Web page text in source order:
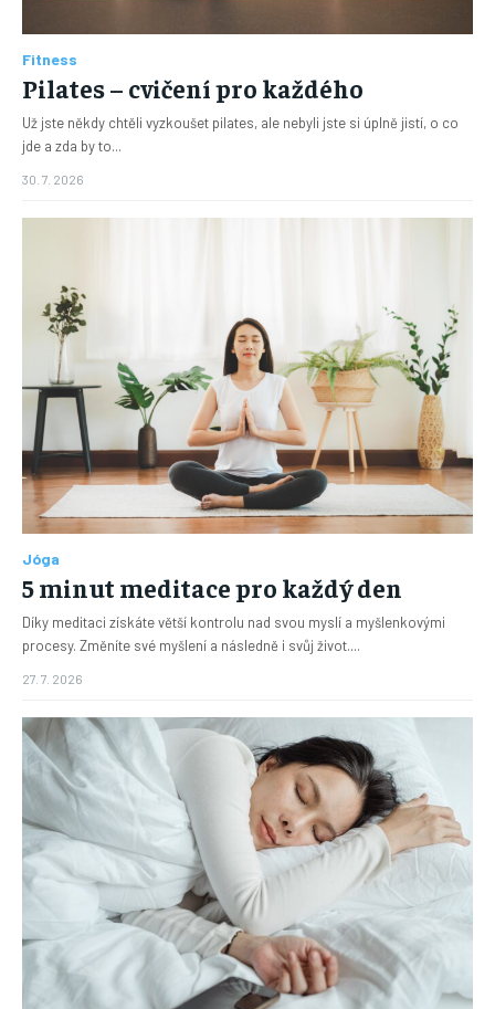
Fitness
Pilates – cvičení pro každého
Už jste někdy chtěli vyzkoušet pilates, ale nebyli jste si úplně jistí, o co
jde a zda by to...
30. 7. 2026
Jóga
5 minut meditace pro každý den
Díky meditaci získáte větší kontrolu nad svou myslí a myšlenkovými
procesy. Změníte své myšlení a následně i svůj život....
27. 7. 2026